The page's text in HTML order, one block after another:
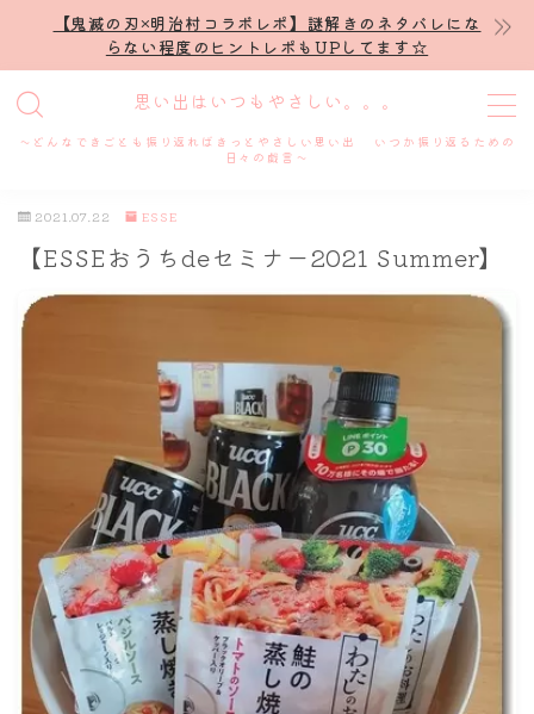
【鬼滅の刃×明治村コラボレポ】謎解きのネタバレにな
らない程度のヒントレポもUPしてます☆
思い出はいつもやさしい。。。
～どんなできごとも振り返ればきっとやさしい思い出 いつか振り返るための
日々の戯言～
MENU
プロフィール
謎解き
ナナちゃん人形
2021.07.22 ESSE
【ESSEおうちdeセミナー2021 Summer】